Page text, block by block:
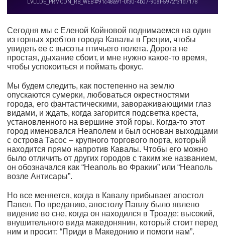
Сегодня мы с Еленой Койновой поднимаемся на один
из горных хребтов города Кавалы в Греции, чтобы
увидеть ее с высоты птичьего полета. Дорога не
простая, дыхание сбоит, и мне нужно какое-то время,
чтобы успокоиться и поймать фокус.
Мы будем следить, как постепенно на землю
опускаются сумерки, любоваться окрестностями
города, его фантастическими, завораживающими глаз
видами, и ждать, когда загорится подсветка креста,
установленного на вершине этой горы. Когда-то этот
город именовался Неаполем и был основан выходцами
с острова Тасос – крупного торгового порта, который
находится прямо напротив Кавалы. Чтобы его можно
было отличить от других городов с таким же названием,
он обозначался как “Неаполь во Фракии” или “Неаполь
возле Антисары”.
Но все меняется, когда в Кавалу прибывает апостол
Павел. По преданию, апостолу Павлу было явлено
видение во сне, когда он находился в Троаде: высокий,
внушительного вида македонянин, который стоит перед
ним и просит: “Приди в Македонию и помоги нам”.